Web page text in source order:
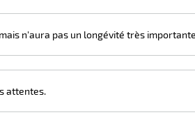
n'aura pas un longévité très
attentes.